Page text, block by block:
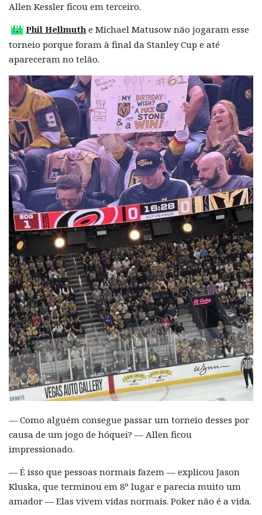
Allen Kessler ficou em terceiro.
Phil Hellmuth e Michael Matusow não jogaram esse
torneio porque foram à final da Stanley Cup e até
apareceram no telão.
— Como alguém consegue passar um torneio desses por
causa de um jogo de hóquei? — Allen ficou
impressionado.
— É isso que pessoas normais fazem — explicou Jason
Kluska, que terminou em 8º lugar e parecia muito um
amador — Elas vivem vidas normais. Poker não é a vida.